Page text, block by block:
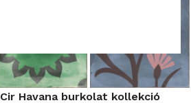
Cir Havana burkolat kollekció